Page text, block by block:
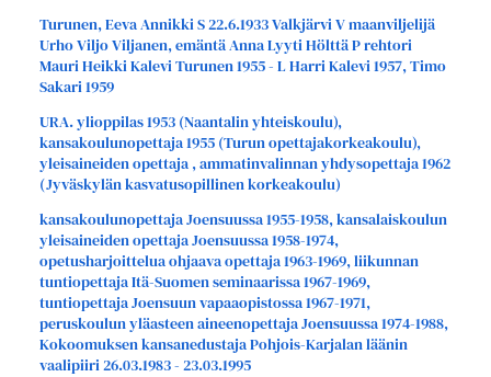
Turunen, Eeva Annikki S 22.6.1933 Valkjärvi V maanviljelijä
Urho Viljo Viljanen, emäntä Anna Lyyti Hölttä P rehtori
Mauri Heikki Kalevi Turunen 1955 - L Harri Kalevi 1957, Timo
Sakari 1959
URA. ylioppilas 1953 (Naantalin yhteiskoulu),
kansakoulunopettaja 1955 (Turun opettajakorkeakoulu),
yleisaineiden opettaja , ammatinvalinnan yhdysopettaja 1962
(Jyväskylän kasvatusopillinen korkeakoulu)
kansakoulunopettaja Joensuussa 1955-1958, kansalaiskoulun
yleisaineiden opettaja Joensuussa 1958-1974,
opetusharjoittelua ohjaava opettaja 1963-1969, liikunnan
tuntiopettaja Itä-Suomen seminaarissa 1967-1969,
tuntiopettaja Joensuun vapaaopistossa 1967-1971,
peruskoulun yläasteen aineenopettaja Joensuussa 1974-1988,
Kokoomuksen kansanedustaja Pohjois-Karjalan läänin
vaalipiiri 26.03.1983 - 23.03.1995